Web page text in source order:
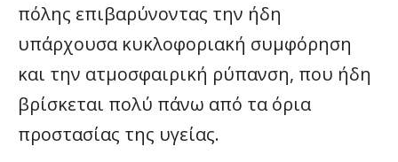
πόλης επιβαρύνοντας την ήδη
υπάρχουσα κυκλοφοριακή συμφόρηση
και την ατμοσφαιρική ρύπανση, που ήδη
βρίσκεται πολύ πάνω από τα όρια
προστασίας της υγείας.